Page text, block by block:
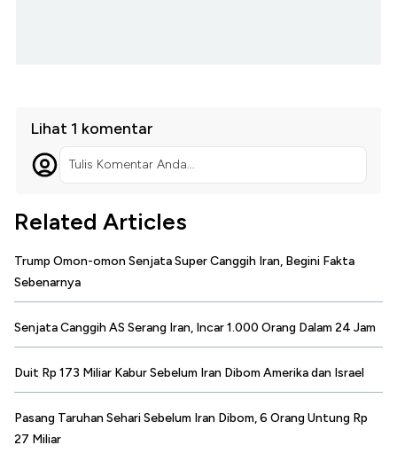
Lihat 1 komentar
Tulis Komentar Anda...
Related Articles
Trump Omon-omon Senjata Super Canggih Iran, Begini Fakta
Sebenarnya
Senjata Canggih AS Serang Iran, Incar 1.000 Orang Dalam 24 Jam
Duit Rp 173 Miliar Kabur Sebelum Iran Dibom Amerika dan Israel
Pasang Taruhan Sehari Sebelum Iran Dibom, 6 Orang Untung Rp
27 Miliar